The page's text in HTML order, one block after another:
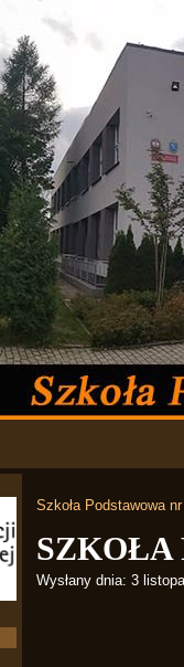
Szkoła Podstawowa
SZKOŁA
Wysłany dnia: 3